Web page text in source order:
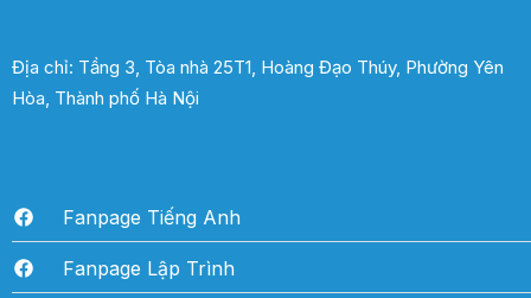
Địa chỉ: Tầng 3, Tòa nhà 25T1, Hoàng Đạo Thúy, Phường Yên
Hòa, Thành phố Hà Nội
Fanpage Tiếng Anh
Fanpage Lập Trình